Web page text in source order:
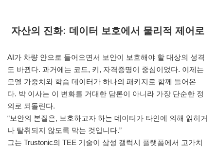
자산의 진화: 데이터 보호에서 물리적 제어로
AI가 차량 안으로 들어오면서 보안이 보호해야 할 대상의 성격
도 바뀐다. 과거에는 코드, 키, 자격증명이 중심이었다. 이제는
모델 가중치와 학습 데이터가 하나의 패키지로 함께 들어온
다. 박 이사는 이 변화를 거대한 담론이 아니라 가장 단순한 정
의로 되돌린다.
“보안의 본질은, 보호하고자 하는 데이터가 타인에 의해 읽히거
나 탈취되지 않도록 막는 것입니다.”
그는 Trustonic의 TEE 기술이 삼성 갤럭시 플랫폼에서 고가치